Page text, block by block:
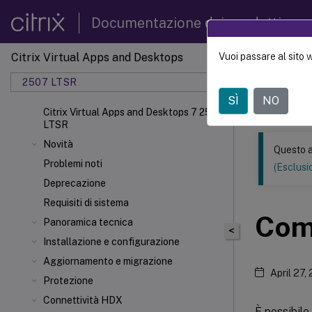
Documentazione dei prodotti
Citrix Virtual Apps and Desktops
2507 LTSR
Citrix Virtual Apps and Desktops 7 2507
LTSR
Novità
Problemi noti
Deprecazione
Requisiti di sistema
Panoramica tecnica
Installazione e configurazione
Aggiornamento e migrazione
Protezione
Connettività HDX
Questo
<
Questo
April 27,
Vuoi passare al sito
SÌ NO